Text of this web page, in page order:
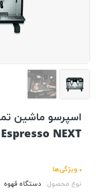
Espresso NEXT
ویژگی‌ها
نوع محصول: دستگاه قهوه